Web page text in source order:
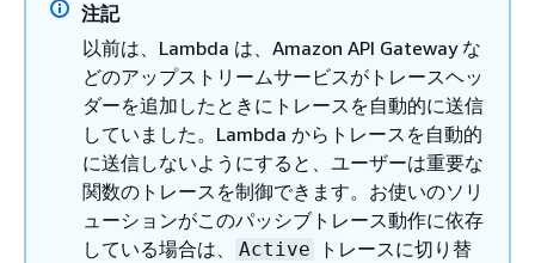
注記
以前は、Lambda は、Amazon API Gateway な
どのアップストリームサービスがトレースヘッ
ダーを追加したときにトレースを自動的に送信
していました。Lambda からトレースを自動的
に送信しないようにすると、ユーザーは重要な
関数のトレースを制御できます。お使いのソリ
ューションがこのパッシブトレース動作に依存
している場合は、
Active
トレースに切り替